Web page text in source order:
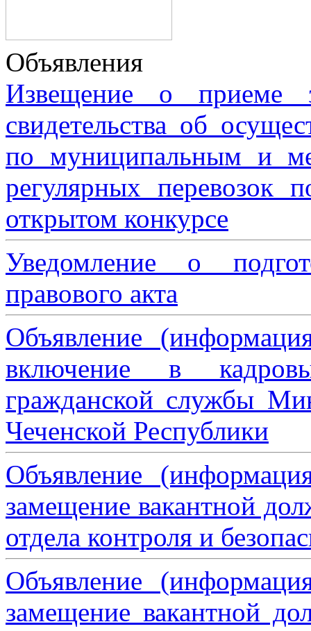
Объявления
Извещение о приеме
свидетельства об
по муниципальным и
регулярных перевозок
открытом конкурсе
Уведомление о
правового акта
Объявление
включение в
гражданской службы
Чеченской Республики
Объявление
замещение вакантной
отдела контроля и
Объявление
замещение вакантной